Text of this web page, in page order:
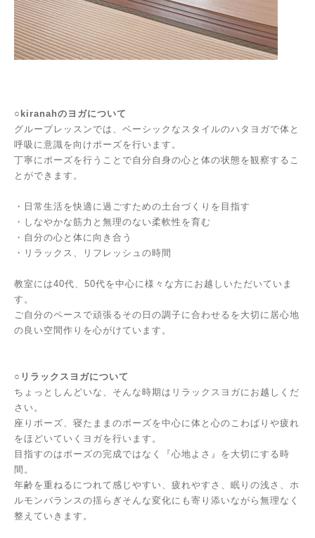
○kiranahのヨガについて
グループレッスンでは、ベーシックなスタイルのハタヨガで体と
呼吸に意識を向けポーズを行います。
丁寧にポーズを行うことで自分自身の心と体の状態を観察するこ
とができます。
・日常生活を快適に過ごすための土台づくりを目指す
・しなやかな筋力と無理のない柔軟性を育む
・自分の心と体に向き合う
・リラックス、リフレッシュの時間
教室には40代、50代を中心に様々な方にお越しいただいていま
す。
ご自分のペースで頑張るその日の調子に合わせるを大切に居心地
の良い空間作りを心がけています。
○リラックスヨガについて
ちょっとしんどいな、そんな時期はリラックスヨガにお越しくだ
さい。
座りポーズ、寝たままのポーズを中心に体と心のこわばりや疲れ
をほどいていくヨガを行います。
目指すのはポーズの完成ではなく『心地よさ』を大切にする時
間。
年齢を重ねるにつれて感じやすい、疲れやすさ、眠りの浅さ、ホ
ルモンバランスの揺らぎそんな変化にも寄り添いながら無理なく
整えていきます。